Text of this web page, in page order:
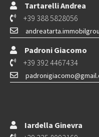
Tartarelli Andrea
+39 388 5828056
Padroni Giacomo
+39 392 4467434
Iardella Ginevra